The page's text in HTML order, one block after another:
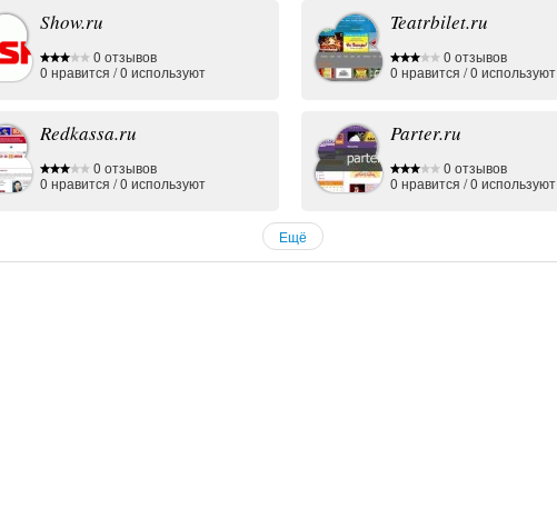
Show.ru
0 отзывов
0 нравится /0 используют
Redkassa.ru
0 отзывов
0 нравится /0 используют
Teatrbilet.ru
0 отзывов
0 нравится /0 используют
Parter.ru
0 отзывов
0 нравится /0 используют
Ещё